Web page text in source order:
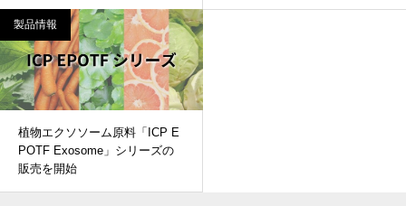
製品情報
植物エクソソーム原料「ICP E
POTF Exosome」シリーズの
販売を開始